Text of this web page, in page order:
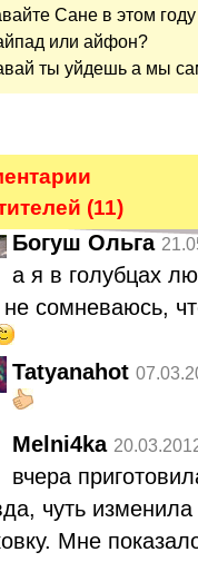
Сане в этом
или айфон?
ты уйдешь а мы
(11)
Богуш Ольга
а я в голубцах
не сомневаюсь,
Tatyanahot
Melni4ka
вчера
чуть
Мне